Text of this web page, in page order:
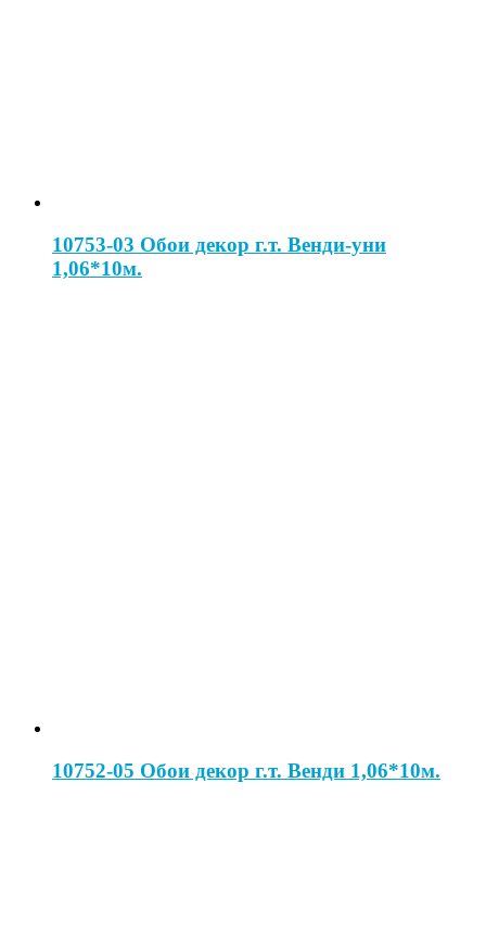
10753-03 Обои декор г.т. Венди-уни
1,06*10м.
10752-05 Обои декор г.т. Венди 1,06*10м.